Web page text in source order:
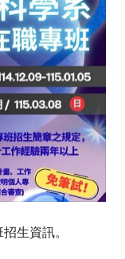
生資訊。